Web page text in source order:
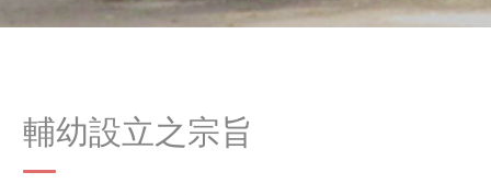
輔幼設立之宗旨